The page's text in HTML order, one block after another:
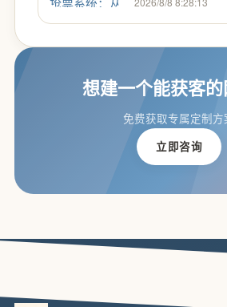
想建一个能获客的
免费获取专属定制方
立即咨询